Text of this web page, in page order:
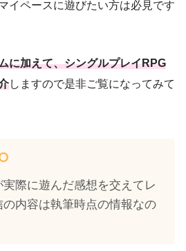
イペースに遊びたい方は必見です
に加えて、シングルプレイRPG
しますので是非ご覧になってみて
際に遊んだ感想を交えてレ
の内容は執筆時点の情報なの